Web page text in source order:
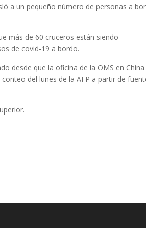
a un pequeño número de personas a
más de 60 cruceros están siendo
de covid-19 a bordo.
desde que la oficina de la OMS en China
del lunes de la AFP a partir de